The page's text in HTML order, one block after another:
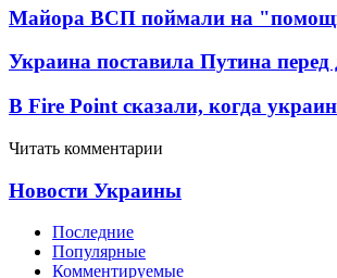
Майора ВСП поймали на
Украина поставила Путина
В Fire Point сказали, когда
Читать комментарии
Новости Украины
Последние
Популярные
Комментируемые